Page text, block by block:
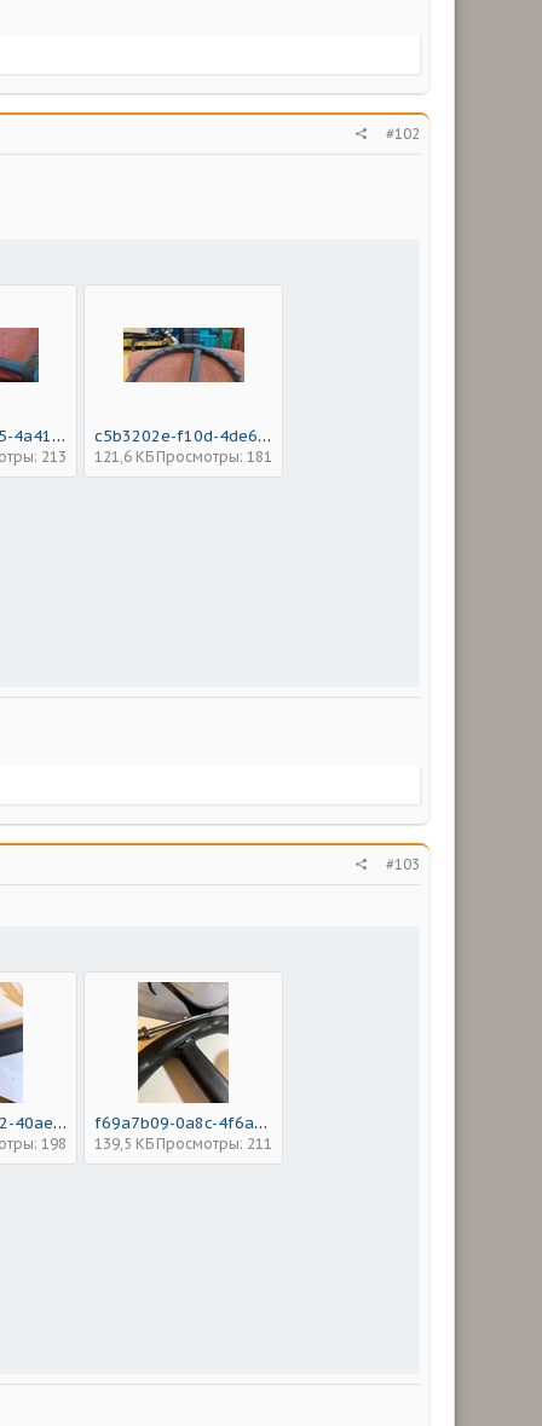
#102
32f04107-5275-4a41-b3fa-df71c1a390ed.jpeg
213
c5b3202e-f10d-4de6-95fb-4fedb779ed05.jpeg
121,6 КБ Просмотры: 181
#103
045689c3-6c82-40ae-be18-d92c94829766.jpeg
198
f69a7b09-0a8c-4f6a-bcc0-636a9c272f50.jpeg
139,5 КБ Просмотры: 211